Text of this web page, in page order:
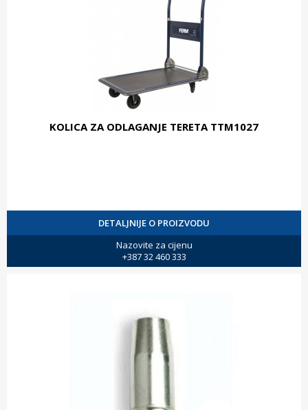
KOLICA ZA ODLAGANJE TERETA TTM1027
DETALJNIJE O PROIZVODU
Nazovite za cijenu
+387 32 460 333